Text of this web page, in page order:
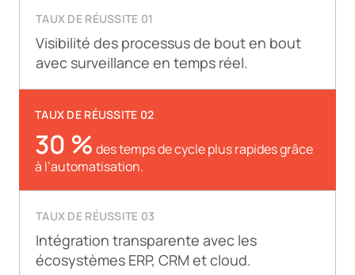
TAUX DE RÉUSSITE 01
Visibilité des processus de bout en bout
avec surveillance en temps réel.
TAUX DE RÉUSSITE 02
30 % des temps de cycle plus rapides grâce
à l’automatisation.
TAUX DE RÉUSSITE 03
Intégration transparente avec les
écosystèmes ERP, CRM et cloud.